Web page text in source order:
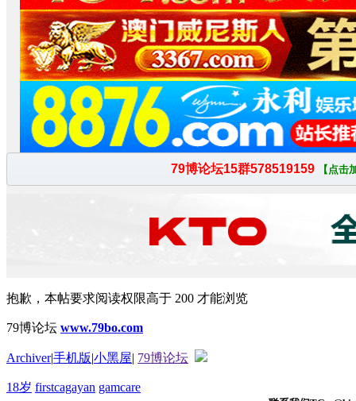
抱歉，本帖要求阅读权限高于 200 才能浏览
79博论坛 www.79bo.com
Archiver|手机版|小黑屋| 79博论坛
18岁 firstcagayan gamcare